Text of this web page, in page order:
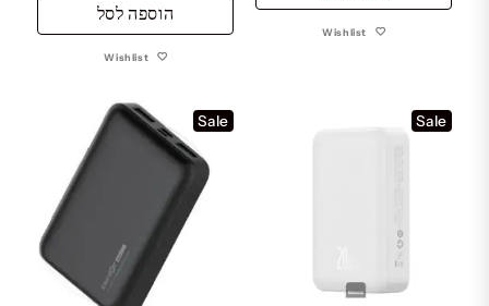
Wishlist
הוספה לסל
Wishlist
Sale
Sale